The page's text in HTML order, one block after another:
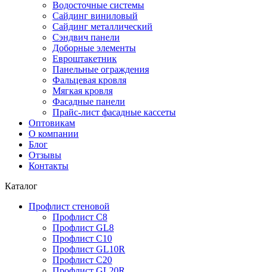
Водосточные системы
Сайдинг виниловый
Сайдинг металлический
Сэндвич панели
Доборные элементы
Евроштакетник
Панельные ограждения
Фальцевая кровля
Мягкая кровля
Фасадные панели
Прайс-лист фасадные кассеты
Оптовикам
О компании
Блог
Отзывы
Контакты
Каталог
Профлист стеновой
Профлист С8
Профлист GL8
Профлист С10
Профлист GL10R
Профлист С20